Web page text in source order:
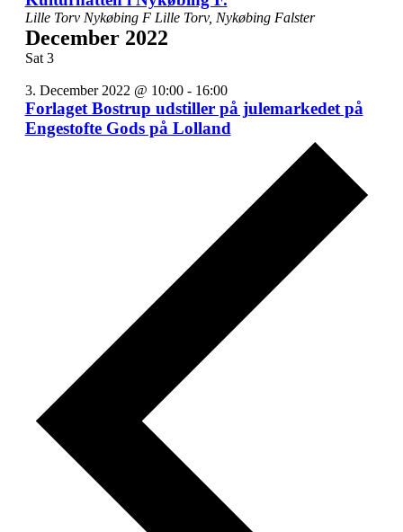
Lille Torv Nykøbing F Lille Torv, Nykøbing Falster
December 2022
Sat 3
3. December 2022 @ 10:00- 16:00
Forlaget Bostrup udstiller på julemarkedet på
Engestofte Gods på Lolland